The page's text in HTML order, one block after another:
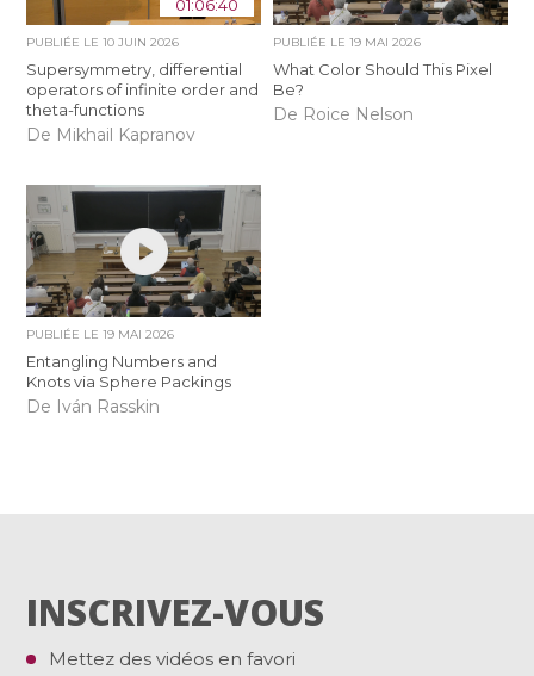
01:06:40
PUBLIÉE LE10 JUIN 2026
Supersymmetry, differential
operators of infinite order and
theta-functions
De Mikhail Kapranov
PUBLIÉE LE 19 MAI 2026
What Color Should This Pixel
Be?
De Roice Nelson
PUBLIÉE LE19 MAI 2026
Entangling Numbers and
Knots via Sphere Packings
De Iván Rasskin
INSCRIVEZ-VOUS
Mettez des vidéos en favori